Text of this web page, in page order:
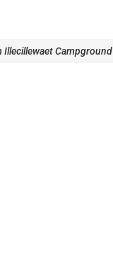
Illecillewaet Campground